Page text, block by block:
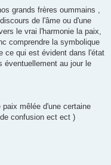
grands frères oummains ,
de l'âme ou d'une
le vrai l'harmonie la paix,
comprendre la symbolique
ce qui est évident dans l'état
éventuellement au jour le
mêlée d'une certaine
confusion ect ect )